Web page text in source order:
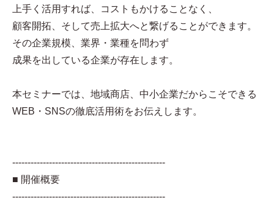
上手く活用すれば、コストもかけることなく、
顧客開拓、そして売上拡大へと繋げることができます。
その企業規模、業界・業種を問わず
成果を出している企業が存在します。
本セミナーでは、地域商店、中小企業だからこそできる
WEB・SNSの徹底活用術をお伝えします。
--------------------------------------------------
■ 開催概要
--------------------------------------------------